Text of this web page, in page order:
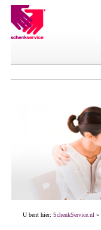
U bent hier: SchenkService.nl »